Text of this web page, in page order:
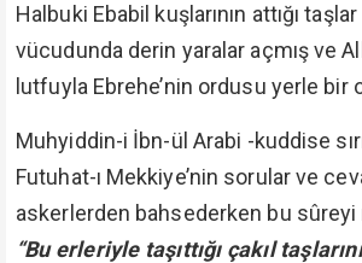
Halbuki Ebabil kuşlarının attığı
vücudunda derin yaralar açmış ve
lutfuyla Ebrehe’nin ordusu yerle bir
Muhyiddin-i İbn-ül Arabi -kuddise
Futuhat-ı Mekkiye’nin sorular ve
askerlerden bahsederken bu
“Bu erleriyle taşıttığı çakıl